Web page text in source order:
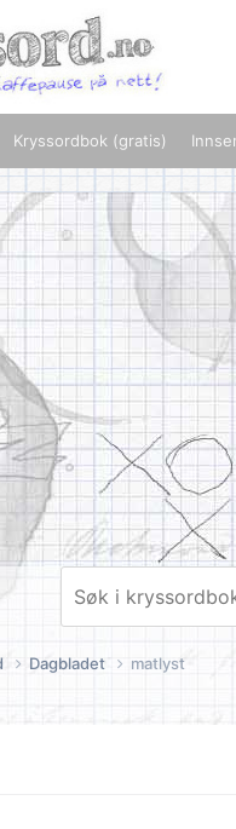
Kryssordbok (gratis)
Dagbladet matlyst